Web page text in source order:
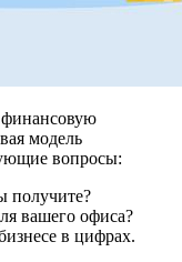
финансовую
модель
вопросы:
получите?
вашего офиса?
в цифрах.